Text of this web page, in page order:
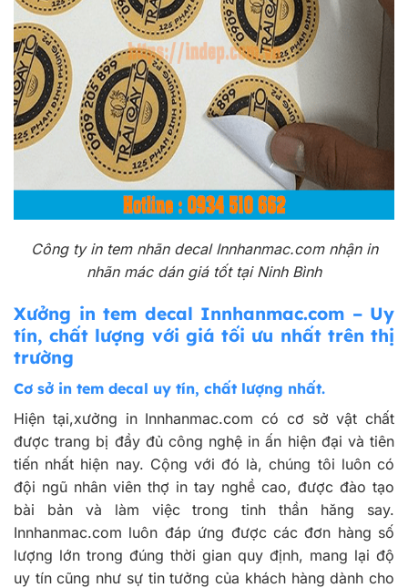
Công ty in tem nhãn decal Innhanmac.com nhận in
nhãn mác dán giá tốt tại Ninh Bình
Xưởng in tem decal Innhanmac.com – Uy
tín, chất lượng với giá tối ưu nhất trên thị
trường
Cơ sở in tem decal uy tín, chất lượng nhất.
Hiện tại,xưởng in Innhanmac.com có cơ sở vật chất
được trang bị đầy đủ công nghệ in ấn hiện đại và tiên
tiến nhất hiện nay. Cộng với đó là, chúng tôi luôn có
đội ngũ nhân viên thợ in tay nghề cao, được đào tạo
bài bản và làm việc trong tinh thần hăng say.
Innhanmac.com luôn đáp ứng được các đơn hàng số
lượng lớn trong đúng thời gian quy định, mang lại độ
uy tín cũng như sự tin tưởng của khách hàng dành cho